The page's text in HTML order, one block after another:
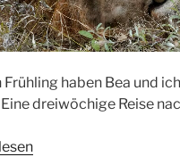
Frühling haben Bea und
dreiwöchige Reise